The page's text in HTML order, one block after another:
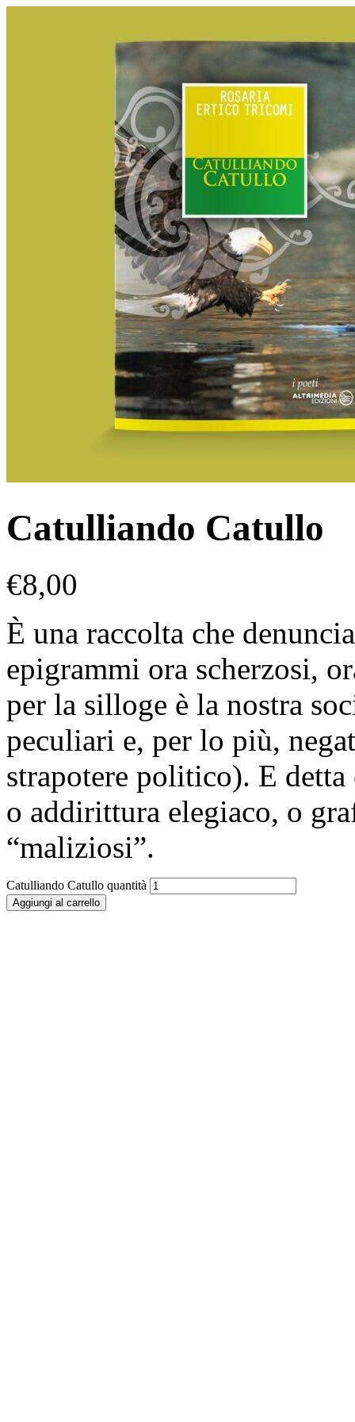
Catulliando Catullo
€8,00
È una raccolta che
epigrammi ora scherzosi,
per la silloge è la nostra
peculiari e, per lo più,
strapotere politico). E
o addirittura elegiaco, o
“maliziosi”.
Catulliando Catullo quantità
Aggiungi al carrello